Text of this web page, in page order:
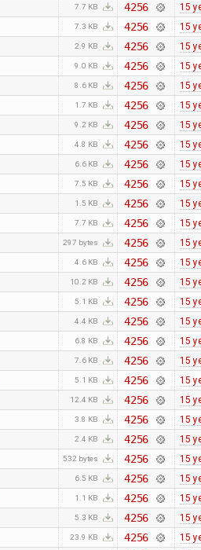
7.7 KB 4256 15
7.3 KB 4256 15
2.9 KB 4256 15
9.0 KB 4256 15
8.6 KB 4256 15
1.7 KB 4256 15
9.2 KB 4256 15
4.8 KB 4256 15
6.6 KB 4256 15
7.5 KB 4256 15
1.5 KB 4256 15
7.7 KB 4256 15
297 bytes 4256 15
4.6 KB 4256 15
10.2 KB 4256 15
5.1 KB 4256 15
4.4 KB 4256 15
6.8 KB 4256 15
7.6 KB 4256 15
5.1 KB 4256 15
12.4 KB 4256 15
3.8 KB 4256 15
2.4 KB 4256 15
532 bytes 4256 15
6.5 KB 4256 15
1.1 KB 4256 15
5.3 KB 4256 15
23.9 KB 4256 15